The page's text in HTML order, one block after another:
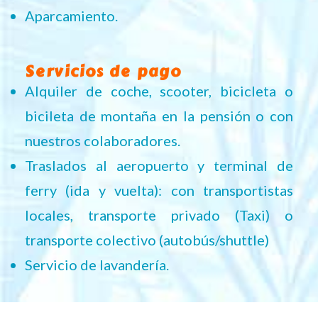
Aparcamiento.
Servicios de pago
Alquiler de coche, scooter, bicicleta o
bicileta de montaña en la pensión o con
nuestros colaboradores.
Traslados al aeropuerto y terminal de
ferry (ida y vuelta): con transportistas
locales, transporte privado (Taxi) o
transporte colectivo (autobús/shuttle)
Servicio de lavandería.